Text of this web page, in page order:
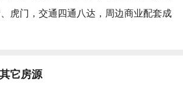
虎门，交通四通八达，周边商业配套成
它房源